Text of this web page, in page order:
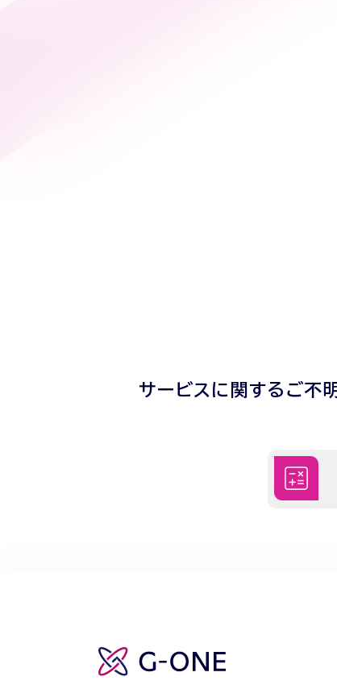
サービスに関するご不